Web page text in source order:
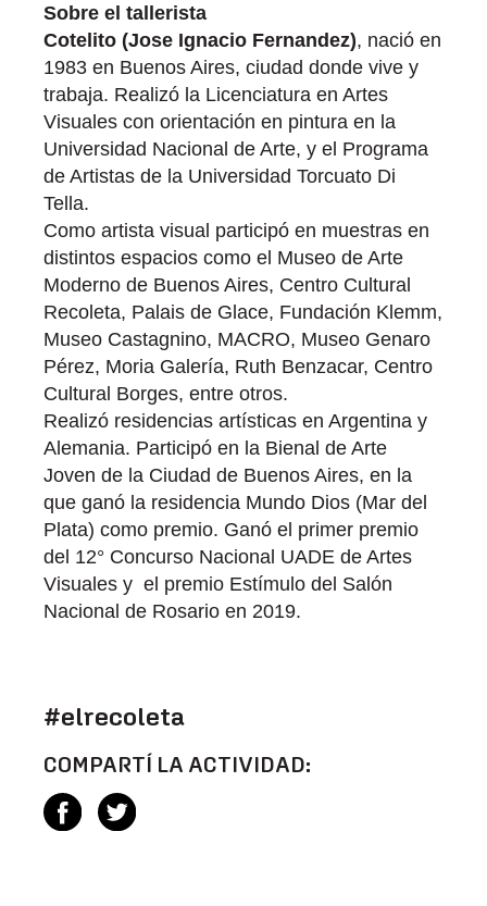
Sobre el tallerista
Cotelito (Jose Ignacio Fernandez), nació en
1983 en Buenos Aires, ciudad donde vive y
trabaja. Realizó la Licenciatura en Artes
Visuales con orientación en pintura en la
Universidad Nacional de Arte, y el Programa
de Artistas de la Universidad Torcuato Di
Tella.
Como artista visual participó en muestras en
distintos espacios como el Museo de Arte
Moderno de Buenos Aires, Centro Cultural
Recoleta, Palais de Glace, Fundación Klemm,
Museo Castagnino, MACRO, Museo Genaro
Pérez, Moria Galería, Ruth Benzacar, Centro
Cultural Borges, entre otros.
Realizó residencias artísticas en Argentina y
Alemania. Participó en la Bienal de Arte
Joven de la Ciudad de Buenos Aires, en la
que ganó la residencia Mundo Dios (Mar del
Plata) como premio. Ganó el primer premio
del 12° Concurso Nacional UADE de Artes
Visuales y el premio Estímulo del Salón
Nacional de Rosario en 2019.
#elrecoleta
COMPARTÍ LA ACTIVIDAD: